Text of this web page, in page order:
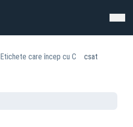
Etichete care încep cu C csat